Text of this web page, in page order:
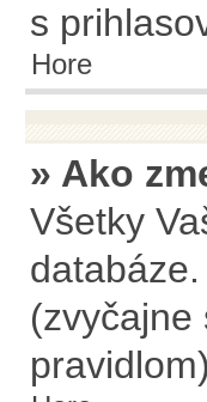
s
Hore
» Ako
Všetky